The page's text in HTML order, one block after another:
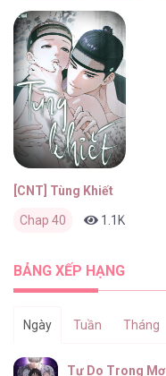
[CNT] Tùng Khiết
Chap 40 1.1K
BẢNG XẾP HẠNG
Ngày Tuần Tháng
Tự Do Trong Mơ